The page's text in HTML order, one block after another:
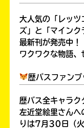
大人気の「レッツ
ズ」と「マイン
最新刊が発売中
ワクワクな物語、
歴バスファンブ
歴バス全キャラク
左近堂絵里さん
りは7月30日（